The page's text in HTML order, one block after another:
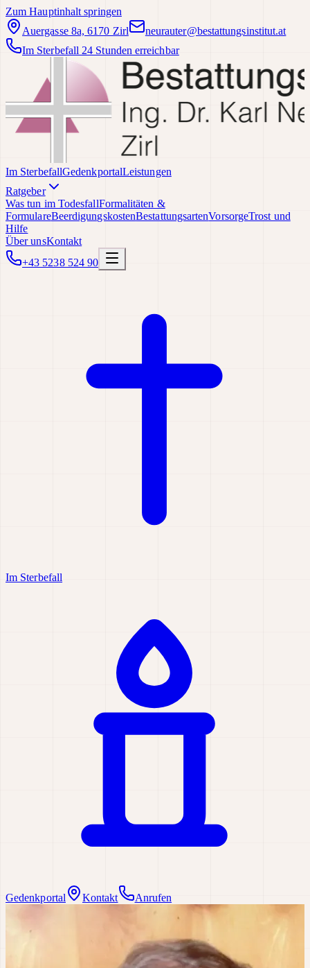
Zum Hauptinhalt springen
Auergasse 8a, 6170 Zirl
neurauter@bestattungsinstitut.at
Im Sterbefall 24 Stunden erreichbar
Im SterbefallGedenkportalLeistungen
Ratgeber
Was tun im TodesfallFormalitäten &
FormulareBeerdigungskostenBestattungsartenVorsorgeTrost und
Hilfe
Über unsKontakt
+43 5238 524 90
Im Sterbefall
Gedenkportal Kontakt Anrufen